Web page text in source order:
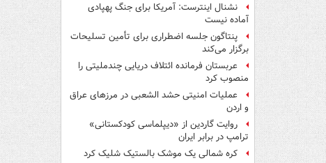
نشنال اینترست: آمریکا برای جنگ پهپادی
آماده نیست
پنتاگون جلسه اضطراری برای تأمین تسلیحات
برگزار می‌کند
عربستان فرمانده ائتلاف دریایی چندملیتی را
منصوب کرد
عملیات امنیتی حشد الشعبی در مرزهای عراق
و اردن
روایت گاردین از «دیپلماسی کودکستانی»
ترامپ در برابر ایران
کره شمالی یک موشک بالستیک شلیک کرد